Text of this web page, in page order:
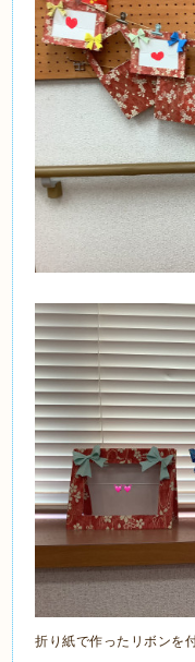
折り紙で作ったリボンを